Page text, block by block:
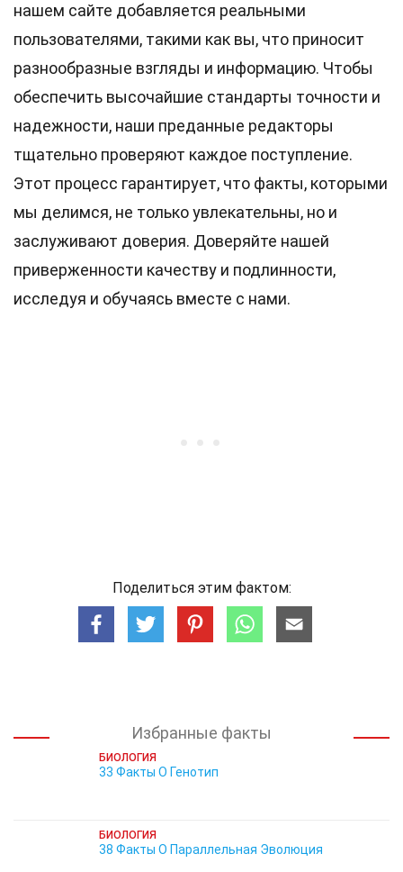
нашем сайте добавляется реальными
пользователями, такими как вы, что приносит
разнообразные взгляды и информацию. Чтобы
обеспечить высочайшие стандарты точности и
надежности, наши преданные редакторы
тщательно проверяют каждое поступление.
Этот процесс гарантирует, что факты, которыми
мы делимся, не только увлекательны, но и
заслуживают доверия. Доверяйте нашей
приверженности качеству и подлинности,
исследуя и обучаясь вместе с нами.
Поделиться этим фактом:
Избранные факты
БИОЛОГИЯ
33 Факты О Генотип
БИОЛОГИЯ
38 Факты О Параллельная Эволюция